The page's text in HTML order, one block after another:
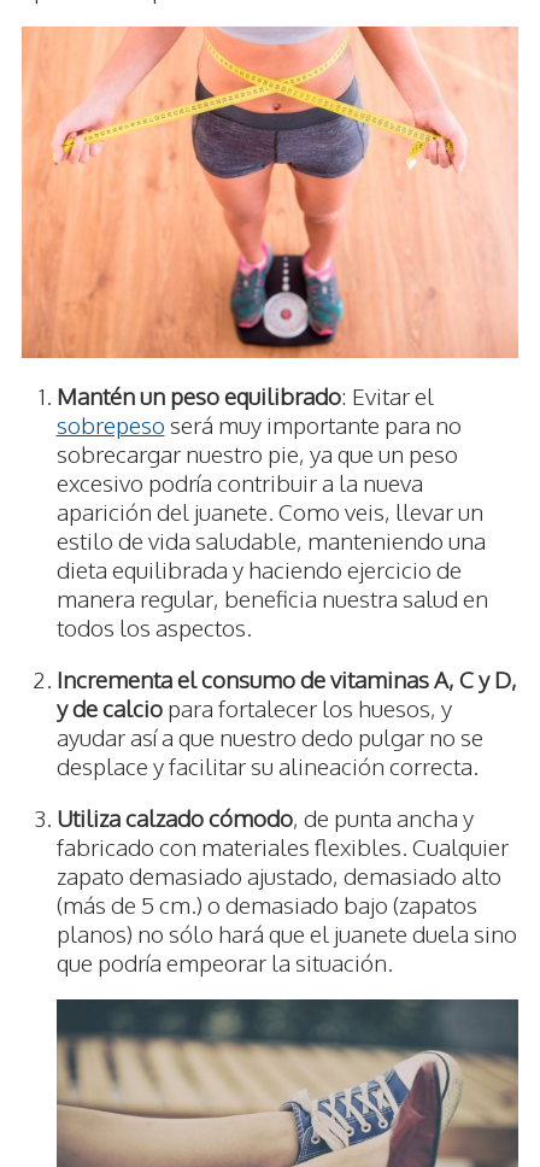
Mantén un peso equilibrado: Evitar el
sobrepeso será muy importante para no
sobrecargar nuestro pie, ya que un peso
excesivo podría contribuir a la nueva
aparición del juanete. Como veis, llevar un
estilo de vida saludable, manteniendo una
dieta equilibrada y haciendo ejercicio de
manera regular, beneficia nuestra salud en
todos los aspectos.
Incrementa el consumo de vitaminas A, C y D,
y de calciopara fortalecer los huesos, y
ayudar así a que nuestro dedo pulgar no se
desplace y facilitar su alineación correcta.
Utiliza calzado cómodo, de punta ancha y
fabricado con materiales flexibles. Cualquier
zapato demasiado ajustado, demasiado alto
(más de 5 cm.) o demasiado bajo (zapatos
planos) no sólo hará que el juanete duela sino
que podría empeorar la situación.